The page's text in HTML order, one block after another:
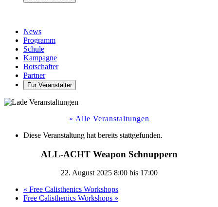
News
Programm
Schule
Kampagne
Botschafter
Partner
Für Veranstalter
« Alle Veranstaltungen
Diese Veranstaltung hat bereits stattgefunden.
ALL-ACHT Weapon Schnuppern
22. August 2025 8:00bis 17:00
« Free Calisthenics Workshops
Free Calisthenics Workshops »